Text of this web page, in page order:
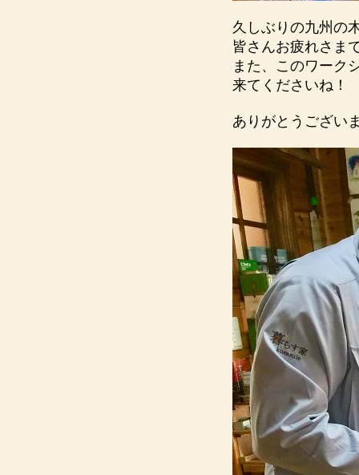
久しぶりの九州の
皆さんお疲れさま
また、このワーク
来てくださいね！
ありがとうござい